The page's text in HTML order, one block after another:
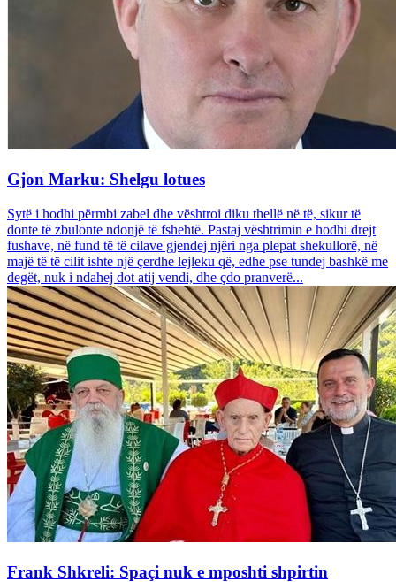
Gjon Marku: Shelgu lotues
Sytë i hodhi përmbi zabel dhe vështroi diku thellë në të, sikur të
donte të zbulonte ndonjë të fshehtë. Pastaj vështrimin e hodhi drejt
fushave, në fund të të cilave gjendej njëri nga plepat shekullorë, në
majë të të cilit ishte një çerdhe lejleku që, edhe pse tundej bashkë me
degët, nuk i ndahej dot atij vendi, dhe çdo pranverë...
Frank Shkreli: Spaçi nuk e mposhti shpirtin